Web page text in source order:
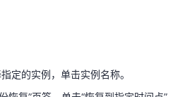
定的实例，单击实例名称。
复”页签，单击“恢复到指定时间点”。
定的实例，单击实例名称。